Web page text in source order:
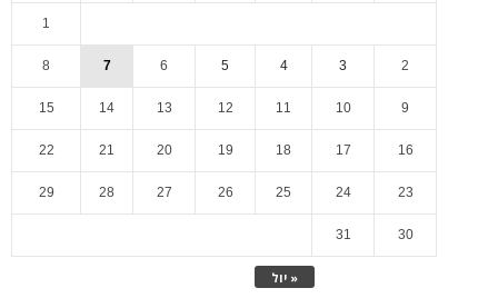
« יול
1
2
3
4
5
6
7
8
9
10
11
12
13
14
15
16
17
18
19
20
21
22
23
24
25
26
27
28
29
30
31